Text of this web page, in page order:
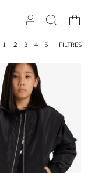
1 2 3 4 5 FILTRES